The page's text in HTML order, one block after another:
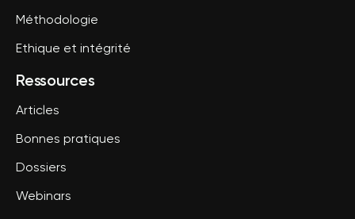
Méthodologie
Ethique et intégrité
Ressources
Articles
Bonnes pratiques
Dossiers
Webinars